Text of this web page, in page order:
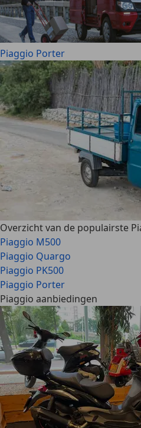
Piaggio Porter
Overzicht van de populairste
Piaggio M500
Piaggio Quargo
Piaggio PK500
Piaggio Porter
Piaggio aanbiedingen